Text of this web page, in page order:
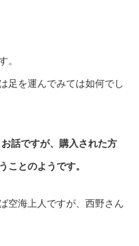
。
足を運んでみては如何でし
話ですが、購入された方
ことのようです。
空海上人ですが、西野さん